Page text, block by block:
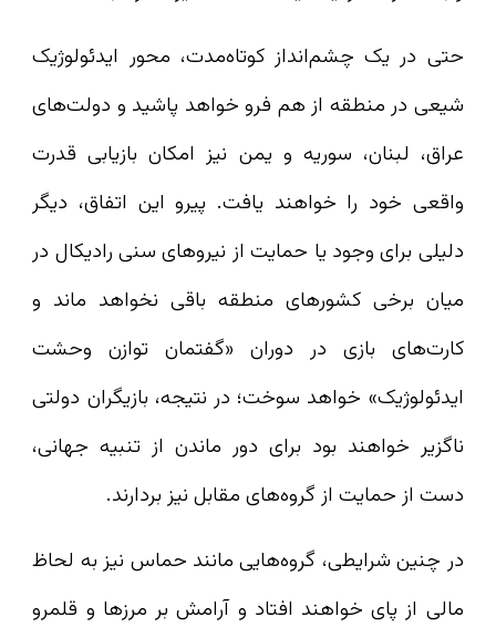
حتی در یک چشم‌انداز کوتاه‌مدت، محور ایدئولوژیک
شیعی در منطقه از هم فرو خواهد پاشید و دولت‌های
عراق، لبنان، سوریه و یمن نیز امکان بازیابی قدرت
واقعی خود را خواهند یافت. پیرو این اتفاق، دیگر
دلیلی برای وجود یا حمایت از نیروهای سنی رادیکال در
میان برخی کشورهای منطقه باقی نخواهد ماند و
کارت‌های بازی در دوران «گفتمان توازن وحشت
ایدئولوژیک» خواهد سوخت؛ در نتیجه، بازیگران دولتی
ناگزیر خواهند بود برای دور ماندن از تنبیه جهانی،
دست از حمایت از گروه‌های مقابل نیز بردارند.
در چنین شرایطی، گروه‌هایی مانند حماس نیز به لحاظ
مالی از پای خواهند افتاد و آرامش بر مرزها و قلمرو